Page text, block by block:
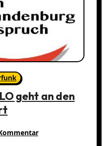
geht an den